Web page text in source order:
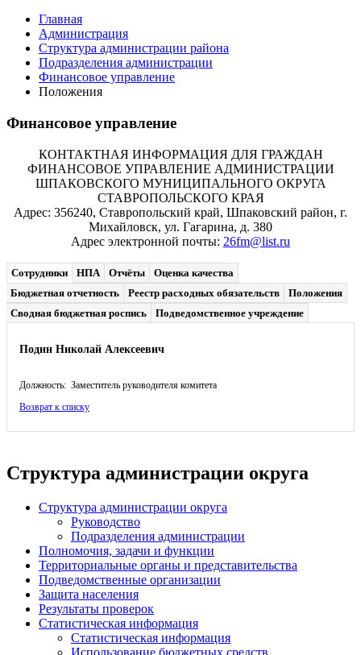
Главная
Администрация
Структура администрации района
Подразделения администрации
Финансовое управление
Положения
Финансовое управление
КОНТАКТНАЯ ИНФОРМАЦИЯ ДЛЯ ГРАЖДАН
ФИНАНСОВОЕ УПРАВЛЕНИЕ АДМИНИСТРАЦИИ
ШПАКОВСКОГО МУНИЦИПАЛЬНОГО ОКРУГА
СТАВРОПОЛЬСКОГО КРАЯ
Адрес: 356240, Ставропольский край, Шпаковский район, г.
Михайловск, ул. Гагарина, д. 380
Адрес электронной почты: 26fm@list.ru
Сотрудники НПА Отчёты
Оценка качества
Бюджетная отчетность
Реестр расходных обязательств
Положения
Сводная бюджетная роспись
Подведомственное учреждение
Подин Николай Алексеевич
Должность: Заместитель руководителя комитета
Возврат к списку
Структура администрации округа
Структура администрации округа
Руководство
Подразделения администрации
Полномочия, задачи и функции
Территориальные органы и представительства
Подведомственные организации
Защита населения
Результаты проверок
Статистическая информация
Статистическая информация
Использование бюджетных средств